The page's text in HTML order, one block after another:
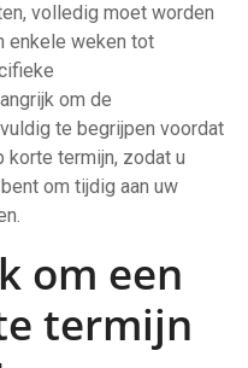
volledig moet worden
enkele weken tot
om de
te begrijpen voordat
korte termijn, zodat u
om tijdig aan uw
om een
termijn